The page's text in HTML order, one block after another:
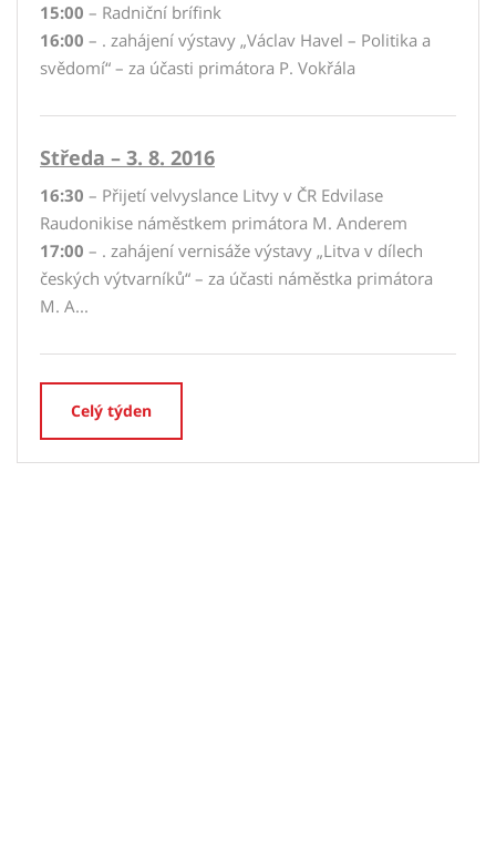
15:00 – Radniční brífink
16:00 – . zahájení výstavy „Václav Havel – Politika a
svědomí“ – za účasti primátora P. Vokřála
Středa – 3. 8. 2016
16:30 – Přijetí velvyslance Litvy v ČR Edvilase
Raudonikise náměstkem primátora M. Anderem
17:00 – . zahájení vernisáže výstavy „Litva v dílech
českých výtvarníků“ – za účasti náměstka primátora
M. A...
Celý týden